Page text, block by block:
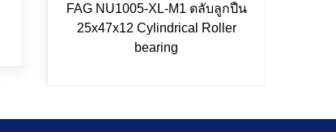
FAG NU1005-XL-M1 ตลับลูกปืน
25x47x12 Cylindrical Roller
bearing